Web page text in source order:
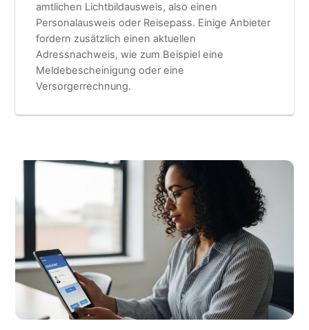
amtlichen Lichtbildausweis, also einen
Personalausweis oder Reisepass. Einige Anbieter
fordern zusätzlich einen aktuellen
Adressnachweis, wie zum Beispiel eine
Meldebescheinigung oder eine
Versorgerrechnung.